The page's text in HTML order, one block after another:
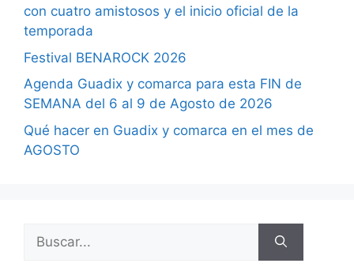
con cuatro amistosos y el inicio oficial de la
temporada
Festival BENAROCK 2026
Agenda Guadix y comarca para esta FIN de
SEMANA del 6 al 9 de Agosto de 2026
Qué hacer en Guadix y comarca en el mes de
AGOSTO